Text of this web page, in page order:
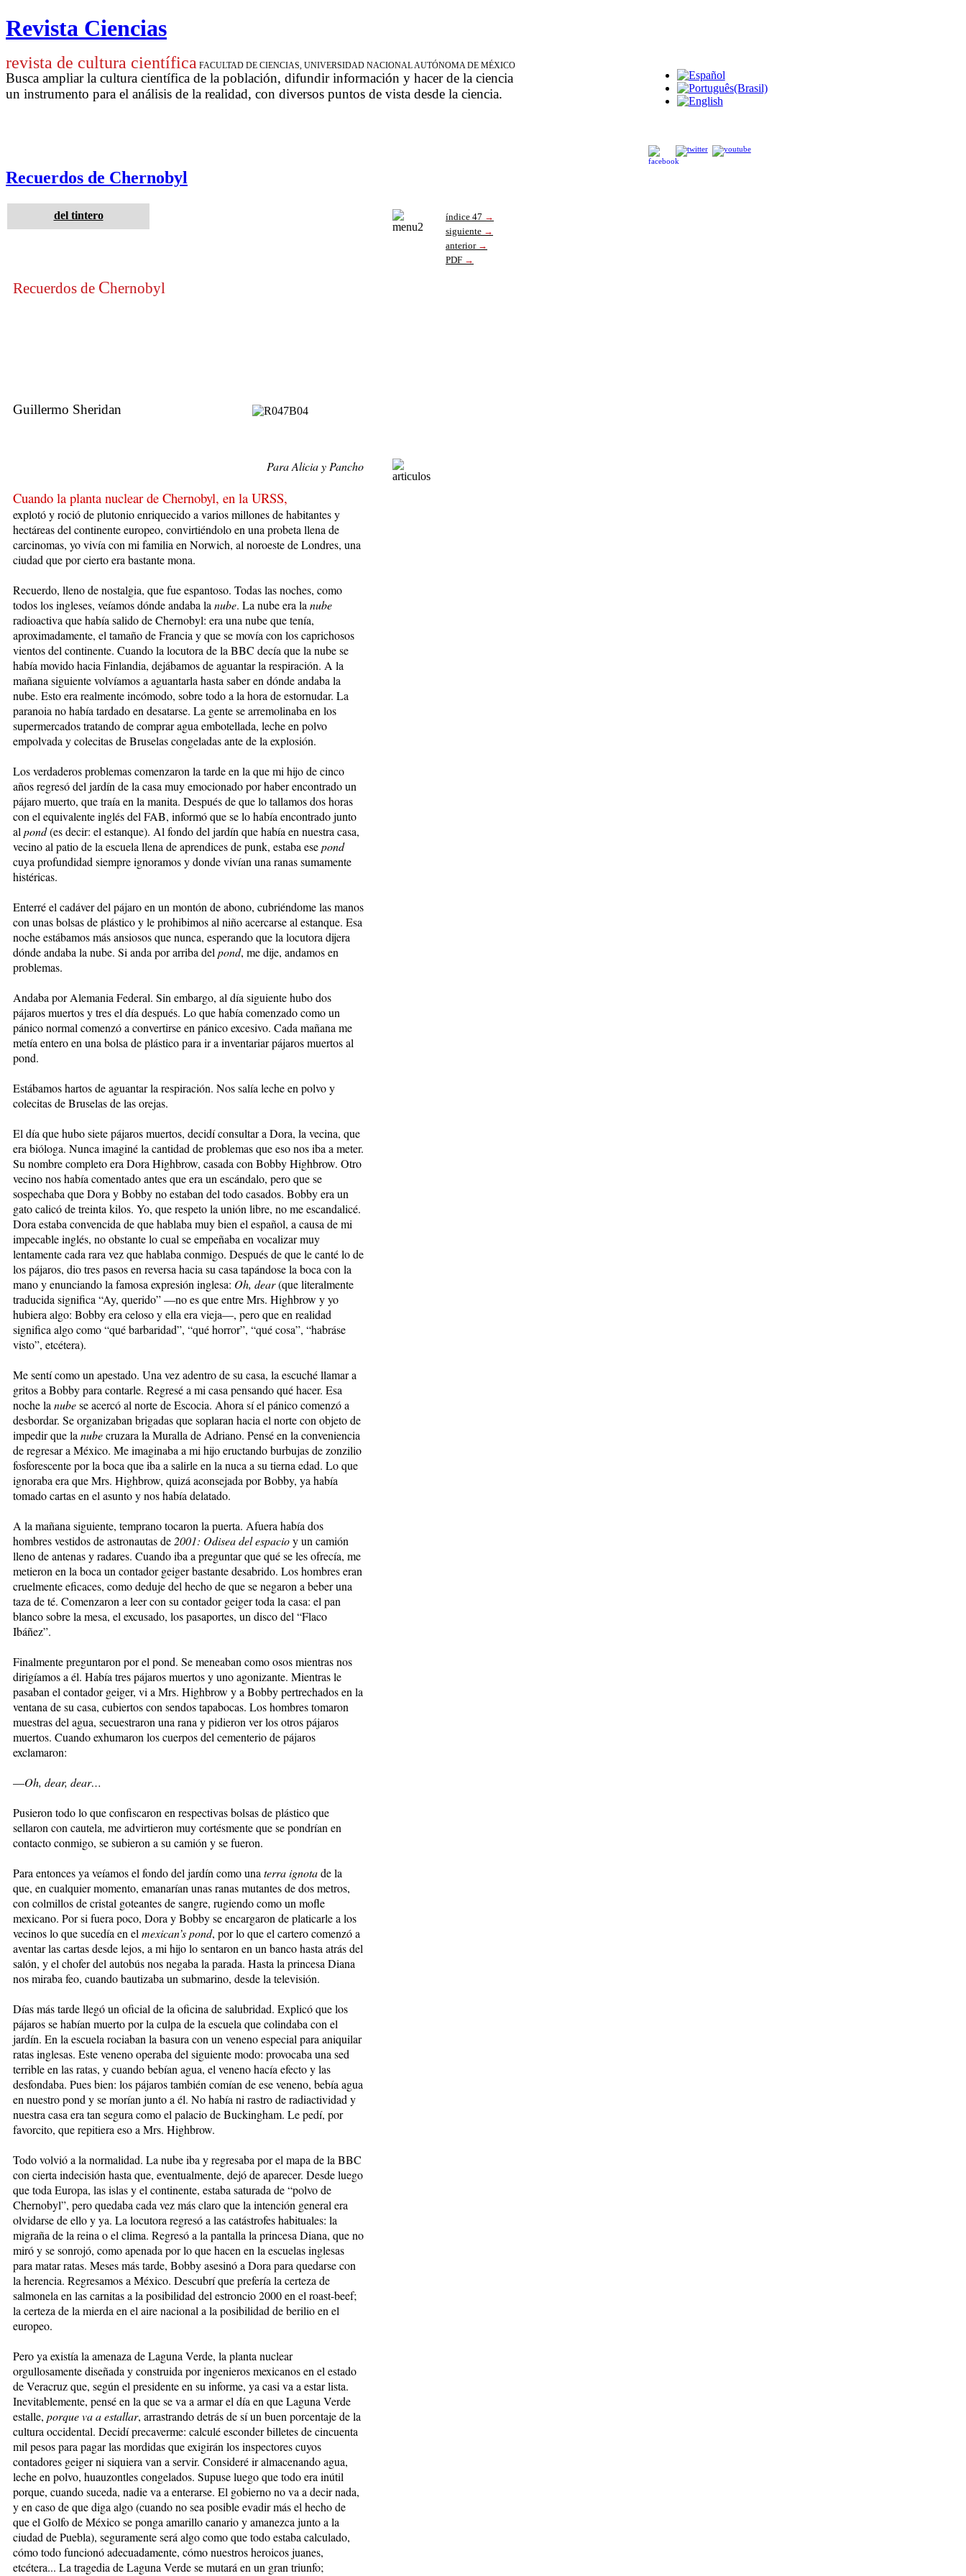
Revista Ciencias
revista de cultura científica FACULTAD DE CIENCIAS, UNIVERSIDAD NACIONAL AUTÓNOMA DE MÉXICO
Busca ampliar la cultura científica de la población, difundir información y hacer de la ciencia
un instrumento para el análisis de la realidad, con diversos puntos de vista desde la ciencia.
Recuerdos de Chernobyl
del tintero índice 47 →
siguiente →
anterior →
PDF →
Recuerdos de Chernobyl
Guillermo Sheridan
Para Alicia y Pancho
Cuando la planta nuclear de Chernobyl, en la URSS,
explotó y roció de plutonio enriquecido a varios millones de habitantes y
hectáreas del continente europeo, convirtiéndolo en una probeta llena de
carcinomas, yo vivía con mi familia en Norwich, al noroeste de Londres, una
ciudad que por cierto era bastante mona.
Recuerdo, lleno de nostalgia, que fue espantoso. Todas las noches, como
todos los ingleses, veíamos dónde andaba la nube. La nube era la nube
radioactiva que había salido de Chernobyl: era una nube que tenía,
aproximadamente, el tamaño de Francia y que se movía con los caprichosos
vientos del continente. Cuando la locutora de la BBC decía que la nube se
había movido hacia Finlandia, dejábamos de aguantar la respiración. A la
mañana siguiente volvíamos a aguantarla hasta saber en dónde andaba la
nube. Esto era realmente incómodo, sobre todo a la hora de estornudar. La
paranoia no había tardado en desatarse. La gente se arremolinaba en los
supermercados tratando de comprar agua embotellada, leche en polvo
empolvada y colecitas de Bruselas congeladas ante de la explosión.
Los verdaderos problemas comenzaron la tarde en la que mi hijo de cinco
años regresó del jardín de la casa muy emocionado por haber encontrado un
pájaro muerto, que traía en la manita. Después de que lo tallamos dos horas
con el equivalente inglés del FAB, informó que se lo había encontrado junto
al pond(es decir: el estanque). Al fondo del jardín que había en nuestra casa,
vecino al patio de la escuela llena de aprendices de punk, estaba esepond
cuya profundidad siempre ignoramos y donde vivían una ranas sumamente
histéricas.
Enterré el cadáver del pájaro en un montón de abono, cubriéndome las manos
con unas bolsas de plástico y le prohibimos al niño acercarse al estanque. Esa
noche estábamos más ansiosos que nunca, esperando que la locutora dijera
dónde andaba la nube. Si anda por arriba del pond, me dije, andamos en
problemas.
Andaba por Alemania Federal. Sin embargo, al día siguiente hubo dos
pájaros muertos y tres el día después. Lo que había comenzado como un
pánico normal comenzó a convertirse en pánico excesivo. Cada mañana me
metía entero en una bolsa de plástico para ir a inventariar pájaros muertos al
pond.
Estábamos hartos de aguantar la respiración. Nos salía leche en polvo y
colecitas de Bruselas de las orejas.
El día que hubo siete pájaros muertos, decidí consultar a Dora, la vecina, que
era bióloga. Nunca imaginé la cantidad de problemas que eso nos iba a meter.
Su nombre completo era Dora Highbrow, casada con Bobby Highbrow. Otro
vecino nos había comentado antes que era un escándalo, pero que se
sospechaba que Dora y Bobby no estaban del todo casados. Bobby era un
gato calicó de treinta kilos. Yo, que respeto la unión libre, no me escandalicé.
Dora estaba convencida de que hablaba muy bien el español, a causa de mi
impecable inglés, no obstante lo cual se empeñaba en vocalizar muy
lentamente cada rara vez que hablaba conmigo. Después de que le canté lo de
los pájaros, dio tres pasos en reversa hacia su casa tapándose la boca con la
mano y enunciando la famosa expresión inglesa: Oh, dear(que literalmente
traducida significa “Ay, querido” —no es que entre Mrs. Highbrow y yo
hubiera algo: Bobby era celoso y ella era vieja—, pero que en realidad
significa algo como “qué barbaridad”, “qué horror”, “qué cosa”, “habráse
visto”, etcétera).
Me sentí como un apestado. Una vez adentro de su casa, la escuché llamar a
gritos a Bobby para contarle. Regresé a mi casa pensando qué hacer. Esa
noche la nubese acercó al norte de Escocia. Ahora sí el pánico comenzó a
desbordar. Se organizaban brigadas que soplaran hacia el norte con objeto de
impedir que la nubecruzara la Muralla de Adriano. Pensé en la conveniencia
de regresar a México. Me imaginaba a mi hijo eructando burbujas de zonzilio
fosforescente por la boca que iba a salirle en la nuca a su tierna edad. Lo que
ignoraba era que Mrs. Highbrow, quizá aconsejada por Bobby, ya había
tomado cartas en el asunto y nos había delatado.
A la mañana siguiente, temprano tocaron la puerta. Afuera había dos
hombres vestidos de astronautas de 2001: Odisea del espacioy un camión
lleno de antenas y radares. Cuando iba a preguntar que qué se les ofrecía, me
metieron en la boca un contador geiger bastante desabrido. Los hombres eran
cruelmente eficaces, como deduje del hecho de que se negaron a beber una
taza de té. Comenzaron a leer con su contador geiger toda la casa: el pan
blanco sobre la mesa, el excusado, los pasaportes, un disco del “Flaco
Ibáñez”.
Finalmente preguntaron por el pond. Se meneaban como osos mientras nos
dirigíamos a él. Había tres pájaros muertos y uno agonizante. Mientras le
pasaban el contador geiger, vi a Mrs. Highbrow y a Bobby pertrechados en la
ventana de su casa, cubiertos con sendos tapabocas. Los hombres tomaron
muestras del agua, secuestraron una rana y pidieron ver los otros pájaros
muertos. Cuando exhumaron los cuerpos del cementerio de pájaros
exclamaron:
—Oh, dear, dear…
Pusieron todo lo que confiscaron en respectivas bolsas de plástico que
sellaron con cautela, me advirtieron muy cortésmente que se pondrían en
contacto conmigo, se subieron a su camión y se fueron.
Para entonces ya veíamos el fondo del jardín como una terra ignotade la
que, en cualquier momento, emanarían unas ranas mutantes de dos metros,
con colmillos de cristal goteantes de sangre, rugiendo como un mofle
mexicano. Por si fuera poco, Dora y Bobby se encargaron de platicarle a los
vecinos lo que sucedía en el mexican’s pond, por lo que el cartero comenzó a
aventar las cartas desde lejos, a mi hijo lo sentaron en un banco hasta atrás del
salón, y el chofer del autobús nos negaba la parada. Hasta la princesa Diana
nos miraba feo, cuando bautizaba un submarino, desde la televisión.
Días más tarde llegó un oficial de la oficina de salubridad. Explicó que los
pájaros se habían muerto por la culpa de la escuela que colindaba con el
jardín. En la escuela rociaban la basura con un veneno especial para aniquilar
ratas inglesas. Este veneno operaba del siguiente modo: provocaba una sed
terrible en las ratas, y cuando bebían agua, el veneno hacía efecto y las
desfondaba. Pues bien: los pájaros también comían de ese veneno, bebía agua
en nuestro pond y se morían junto a él. No había ni rastro de radiactividad y
nuestra casa era tan segura como el palacio de Buckingham. Le pedí, por
favorcito, que repitiera eso a Mrs. Highbrow.
Todo volvió a la normalidad. La nube iba y regresaba por el mapa de la BBC
con cierta indecisión hasta que, eventualmente, dejó de aparecer. Desde luego
que toda Europa, las islas y el continente, estaba saturada de “polvo de
Chernobyl”, pero quedaba cada vez más claro que la intención general era
olvidarse de ello y ya. La locutora regresó a las catástrofes habituales: la
migraña de la reina o el clima. Regresó a la pantalla la princesa Diana, que no
miró y se sonrojó, como apenada por lo que hacen en la escuelas inglesas
para matar ratas. Meses más tarde, Bobby asesinó a Dora para quedarse con
la herencia. Regresamos a México. Descubrí que prefería la certeza de
salmonela en las carnitas a la posibilidad del estroncio 2000 en el roast-beef;
la certeza de la mierda en el aire nacional a la posibilidad de berilio en el
europeo.
Pero ya existía la amenaza de Laguna Verde, la planta nuclear
orgullosamente diseñada y construida por ingenieros mexicanos en el estado
de Veracruz que, según el presidente en su informe, ya casi va a estar lista.
Inevitablemente, pensé en la que se va a armar el día en que Laguna Verde
estalle, porque va a estallar, arrastrando detrás de sí un buen porcentaje de la
cultura occidental. Decidí precaverme: calculé esconder billetes de cincuenta
mil pesos para pagar las mordidas que exigirán los inspectores cuyos
contadores geiger ni siquiera van a servir. Consideré ir almacenando agua,
leche en polvo, huauzontles congelados. Supuse luego que todo era inútil
porque, cuando suceda, nadie va a enterarse. El gobierno no va a decir nada,
y en caso de que diga algo (cuando no sea posible evadir más el hecho de
que el Golfo de México se ponga amarillo canario y amanezca junto a la
ciudad de Puebla), seguramente será algo como que todo estaba calculado,
cómo todo funcionó adecuadamente, cómo nuestros heroicos juanes,
etcétera... La tragedia de Laguna Verde se mutará en un gran triunfo;